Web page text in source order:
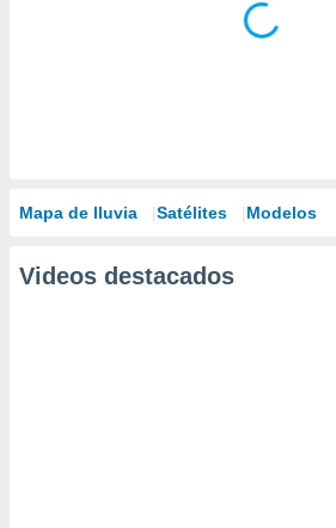
Mapa de lluvia Satélites Modelos
Videos destacados